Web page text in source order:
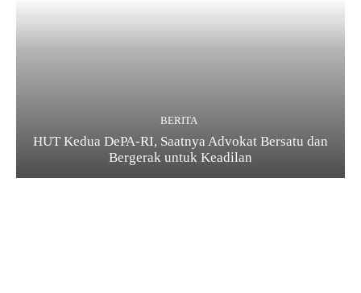
BERITA
HUT Kedua DePA-RI, Saatnya Advokat Bersatu dan
Bergerak untuk Keadilan